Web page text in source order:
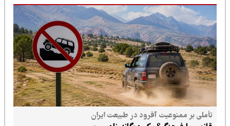
تأملی بر ممنوعیت آفرود در طبیعت ایران